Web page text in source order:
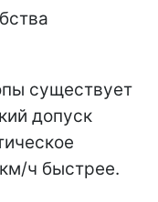
существует
допуск
ч быстрее.